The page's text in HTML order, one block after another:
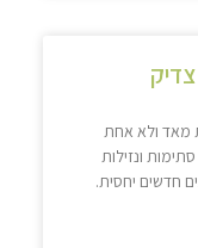
מאד ולא אחת
ונזילות
חדשים יחסית.